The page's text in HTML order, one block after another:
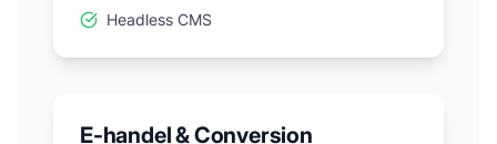
Headless CMS
E-handel & Conversion